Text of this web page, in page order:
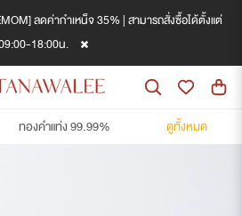
ลดค่ากำเหน็จ 35% | สามารถสั่งซื้อได้ตั้งแต่
18:00น.
ทองคำแท่ง 99.99% ดูทั้งหมด